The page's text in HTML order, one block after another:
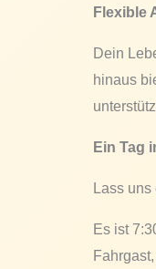
Flexible
Dein
hinaus
Ein Tag
Lass
Es ist